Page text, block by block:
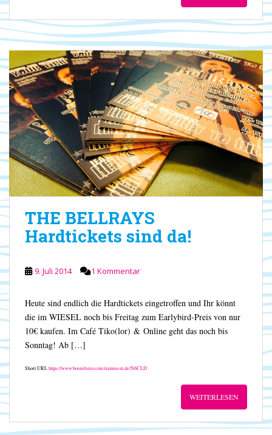
THE BELLRAYS
Hardtickets sind da!
9. Juli 2014 1 Kommentar
Heute sind endlich die Hardtickets eingetroffen und Ihr könnt
die im WIESEL noch bis Freitag zum Earlybird-Preis von nur
10€ kaufen. Im Café Tiko(lor) & Online geht das noch bis
Sonntag! Ab […]
Short URLhttps://www.boombatzeentertainment.de/N6CLD
WEITERLESEN